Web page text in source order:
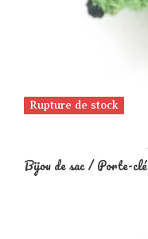
Rupture de stock
Rupture de stock
Bijou de sac / Porte-